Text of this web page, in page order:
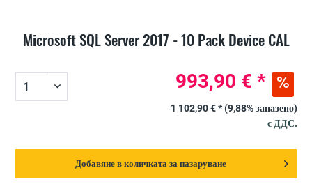
Microsoft SQL Server 2017 - 10 Pack Device CAL
993,90 € *
1 102,90 € *(9,88% запазено)
с ДДС.
Добавяне в количката за пазаруване